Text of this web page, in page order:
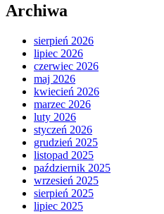
Archiwa
sierpień 2026
lipiec 2026
czerwiec 2026
maj 2026
kwiecień 2026
marzec 2026
luty 2026
styczeń 2026
grudzień 2025
listopad 2025
październik 2025
wrzesień 2025
sierpień 2025
lipiec 2025